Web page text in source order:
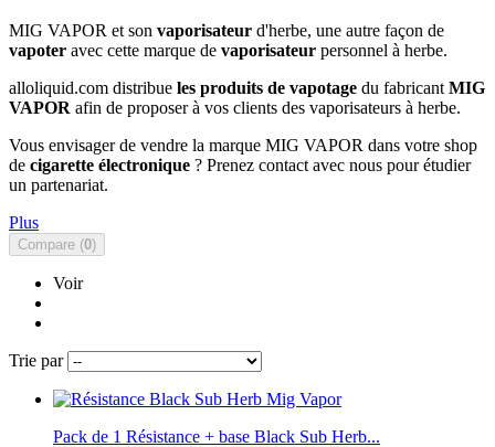
MIG VAPOR et son vaporisateur d'herbe, une autre façon de
vapoter avec cette marque de vaporisateur personnel à herbe.
alloliquid.com distribue les produits de vapotage du fabricant MIG
VAPOR afin de proposer à vos clients des vaporisateurs à herbe.
Vous envisager de vendre la marque MIG VAPOR dans votre shop
de cigarette électronique ? Prenez contact avec nous pour étudier
un partenariat.
Plus
Compare (0)
Voir
Trie par
Pack de 1 Résistance + base Black Sub Herb...